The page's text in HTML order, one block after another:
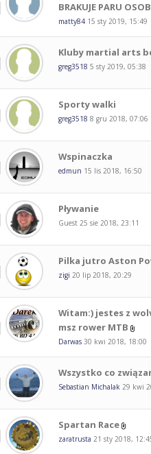
BRAKUJE PARU
matty84 15 sty 2019, 15:49
Kluby martial arts
greg3518 5 sty 2019, 05:38
Sporty walki
greg3518 8 gru 2018, 07:06
Wspinaczka
edmun 15 lis 2018, 16:50
Pływanie
Guest 25 sie 2018, 23:11
Pilka jutro Aston
zigi 20 lip 2018, 20:29
Witam:) jestes z
msz rower MTB
Darwas 30 kwi 2018, 18:00
Wszystko co
Sebastian Michalak 29 kwi
Spartan Race
zaratrusta 21 sty 2018,